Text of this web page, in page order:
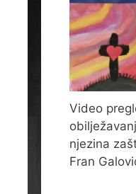
Video
njezina
Fran